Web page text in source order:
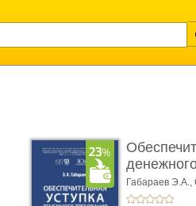
Габараев Э.А.,
Л.Ю.,вступ.